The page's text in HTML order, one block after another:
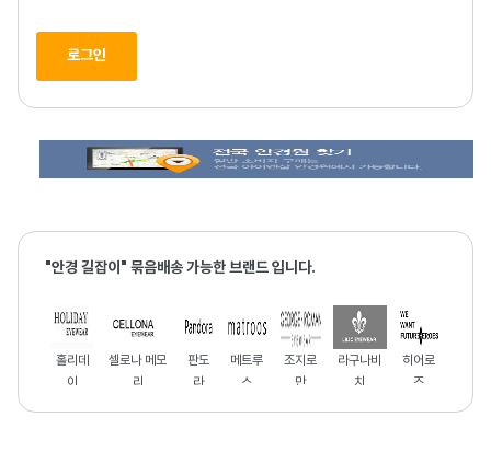
로그인
"안경 길잡이" 묶음배송 가능한 브랜드 입니다.
홀리데
이
셀로나 메모
리
판도
라
메트루
스
조지로
만
라구나비
치
히어로
즈